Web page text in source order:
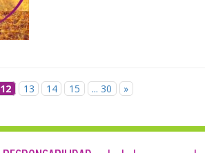
12 13 14 15 ... 30 »